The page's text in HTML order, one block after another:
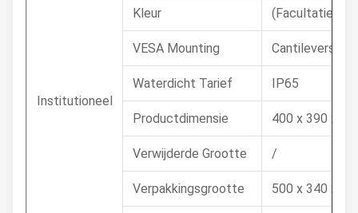
Institutioneel
Kleur (Facultatief)
VESA Mounting
Waterdicht Tarief IP65
Productdimensie 400 x 390 x
Verwijderde Grootte /
Verpakkingsgrootte 500 x 340 x